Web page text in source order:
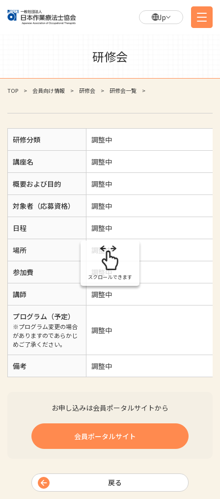
Jp
研修会
TOP 会員向け情報 研修会 研修会一覧
研修分類 調整中
講座名 調整中
概要および目的 調整中
対象者（応募資格） 調整中
日程 調整中
場所 調整中
参加費 調整中
講師 調整中
プログラム（予定）
※プログラム変更の場合
がありますのであらかじ
めご了承ください。
調整中
備考 調整中
スクロールできます
お申し込みは会員ポータルサイトから
会員ポータルサイト
戻る